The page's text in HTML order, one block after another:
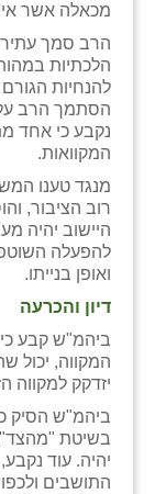
מכאלה אשר
הרב סמך
הלכתיות
להנחיות
הסתמך הרב
נקבע כי אחד
המקוואות.
מנגד טענו
רוב הציבור,
היישוב יהיה
להפעלה
ואופן בנייתו.
דיון והכרעה
ביהמ"ש קבע
המקווה, יכול
יזדקק למקווה
ביהמ"ש הסיק
בשיטת "מהצד",
יהיה. עוד
התושבים
חבצלת השרון
חמרה
חרב לאת
יקנעם
כליל
יד השמונה
כפר אביב
כפר ביאליק
כפר הרי״ף
כפר מישר